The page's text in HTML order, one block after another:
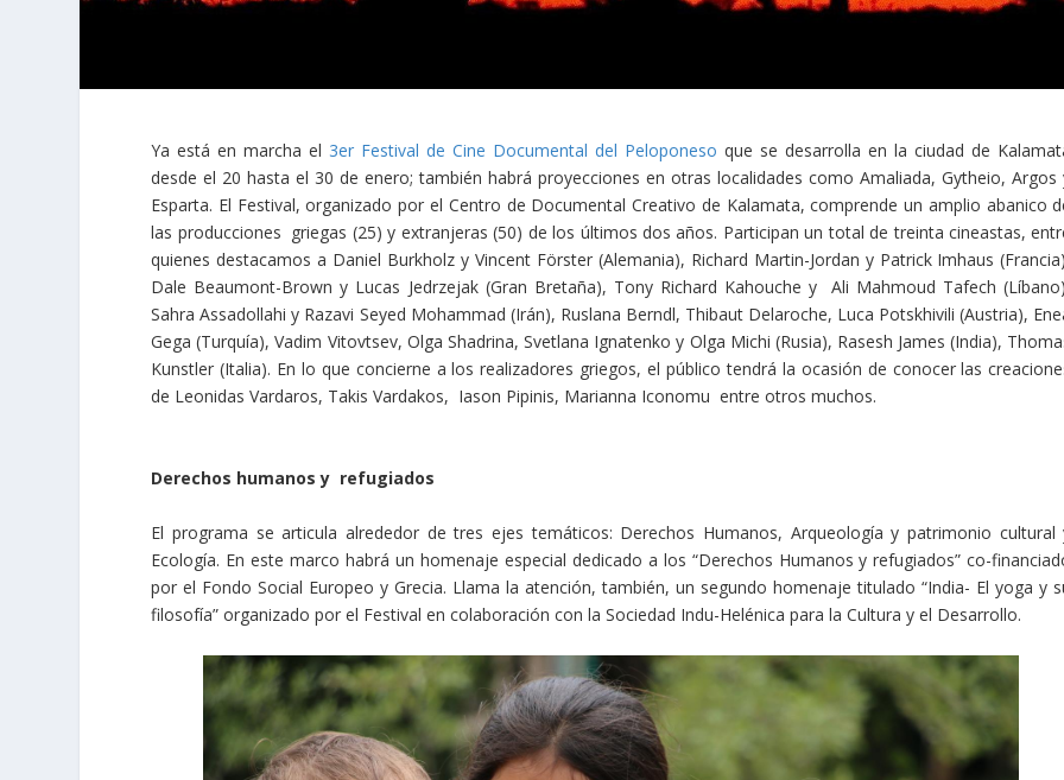
Ya está en marcha el 3er Festival de Cine Documental del Peloponeso que se desarrolla en la ciudad de
desde el 20 hasta el 30 de enero; también habrá proyecciones en otras localidades como Amaliada, Gytheio, Argos
Esparta. El Festival, organizado por el Centro de Documental Creativo de Kalamata, comprende un amplio abanico
las producciones griegas (25) y extranjeras (50) de los últimos dos años. Participan un total de treinta cineastas,
quienes destacamos a Daniel Burkholz y Vincent Förster (Alemania), Richard Martin-Jordan y Patrick Imhaus
Dale Beaumont-Brown y Lucas Jedrzejak (Gran Bretaña), Tony Richard Kahouche y Ali Mahmoud Tafech
Sahra Assadollahi y Razavi Seyed Mohammad (Irán), Ruslana Berndl, Thibaut Delaroche, Luca Potskhivili (Austria),
Gega (Turquía), Vadim Vitovtsev, Olga Shadrina, Svetlana Ignatenko y Olga Michi (Rusia), Rasesh James (India),
Kunstler (Italia). En lo que concierne a los realizadores griegos, el público tendrá la ocasión de conocer las
de Leonidas Vardaros, Takis Vardakos, Iason Pipinis, Marianna Iconomu entre otros muchos.
Derechos humanos y refugiados
El programa se articula alrededor de tres ejes temáticos: Derechos Humanos, Arqueología y patrimonio cultural
Ecología. En este marco habrá un homenaje especial dedicado a los “Derechos Humanos y refugiados” co-
por el Fondo Social Europeo y Grecia. Llama la atención, también, un segundo homenaje titulado “India- El yoga y
filosofía” organizado por el Festival en colaboración con la Sociedad Indu-Helénica para la Cultura y el Desarrollo.